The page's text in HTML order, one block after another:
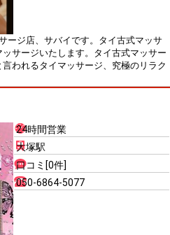
ージ店、サバイです。タイ古式マッサ
サージいたします。タイ古式マッサー
われるタイマッサージ、究極のリラク
24時間営業
大塚駅
口コミ[0件]
050-6864-5077